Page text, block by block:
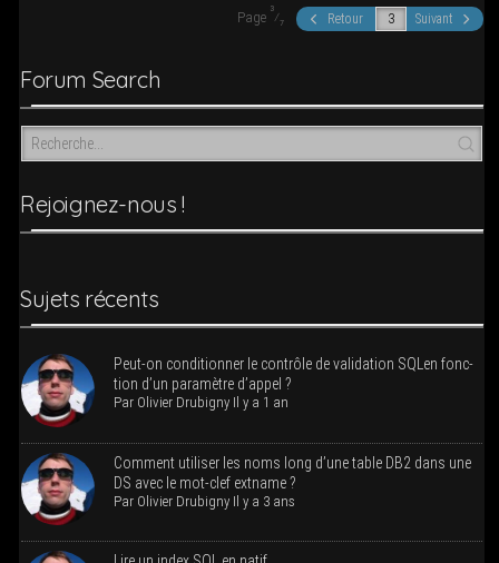
Page 3⁄7 Retour Suivant
Forum Search
Rejoi­­gnez-nous !
Sujets récents
Peut-on condi­tion­ner le contrôle de vali­da­tion SQLen fonc­
tion d’un para­mètre d’appel ?
Par Oli­vier Dru­bi­gny Il y a 1 an
Com­ment uti­li­ser les noms long d’une table DB2 dans une
DS avec le mot-clef extname ?
Par Oli­vier Dru­bi­gny Il y a 3 ans